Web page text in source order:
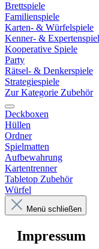
Brettspiele
Familienspiele
Karten- & Würfelspiele
Kenner- &
Kooperative Spiele
Party
Rätsel- & Denkerspiele
Strategiespiele
Zur Kategorie Zubehör
Deckboxen
Hüllen
Ordner
Spielmatten
Aufbewahrung
Kartentrenner
Tabletop Zubehör
Würfel
Menü schließen
Impressum